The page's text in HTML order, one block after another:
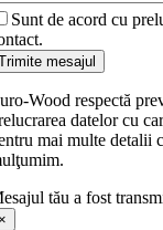
Sunt de acord cu
mesajul
Wood respectă
datelor cu
mai multe detalii
tău a fost